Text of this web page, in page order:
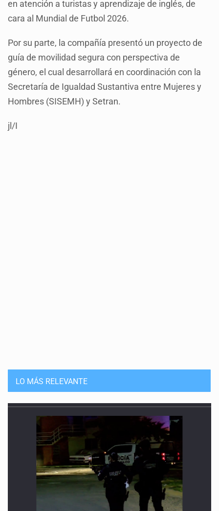
en atención a turistas y aprendizaje de inglés, de
cara al Mundial de Futbol 2026.
Por su parte, la compañía presentó un proyecto de
guía de movilidad segura con perspectiva de
género, el cual desarrollará en coordinación con la
Secretaría de Igualdad Sustantiva entre Mujeres y
Hombres (SISEMH) y Setran.
jl/I
LO MÁS RELEVANTE